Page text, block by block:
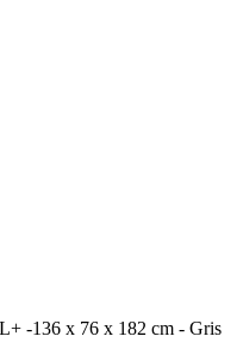
-136 x 76 x 182 cm - Gris